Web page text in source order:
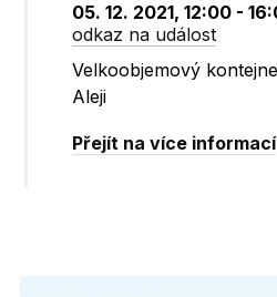
05. 12. 2021, 12:00 -
odkaz na událost
Velkoobjemový
Aleji
Přejít na více informací